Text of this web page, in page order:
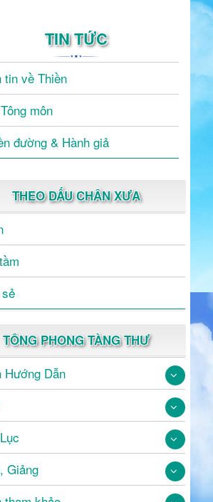
TIN TỨC
tin về Thiền
môn
đường & Hành giả
THEO DẤU CHÂN XƯA
TÔNG PHONG TÀNG THƯ
Hướng Dẫn
Giảng